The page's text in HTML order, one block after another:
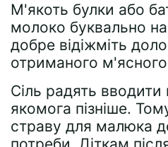
М'якоть булки або
молоко буквально
добре відіжміть
отриманого
Сіль радять вводити
якомога пізніше.
страву для малюка